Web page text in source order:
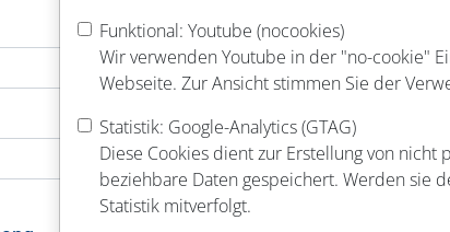
Funktional: Youtube (nocookies)
Wir verwenden Youtube in der "no-cookie"
Webseite. Zur Ansicht stimmen Sie der
Statistik: Google-Analytics (GTAG)
Diese Cookies dient zur Erstellung von
beziehbare Daten gespeichert. Werden sie
Statistik mitverfolgt.